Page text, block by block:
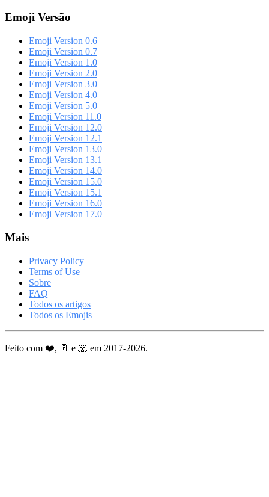
Emoji Versão
Emoji Version 0.6
Emoji Version 0.7
Emoji Version 1.0
Emoji Version 2.0
Emoji Version 3.0
Emoji Version 4.0
Emoji Version 5.0
Emoji Version 11.0
Emoji Version 12.0
Emoji Version 12.1
Emoji Version 13.0
Emoji Version 13.1
Emoji Version 14.0
Emoji Version 15.0
Emoji Version 15.1
Emoji Version 16.0
Emoji Version 17.0
Mais
Privacy Policy
Terms of Use
Sobre
FAQ
Todos os artigos
Todos os Emojis
Feito com ❤️, 🥛 e 🐹 em 2017-2026.